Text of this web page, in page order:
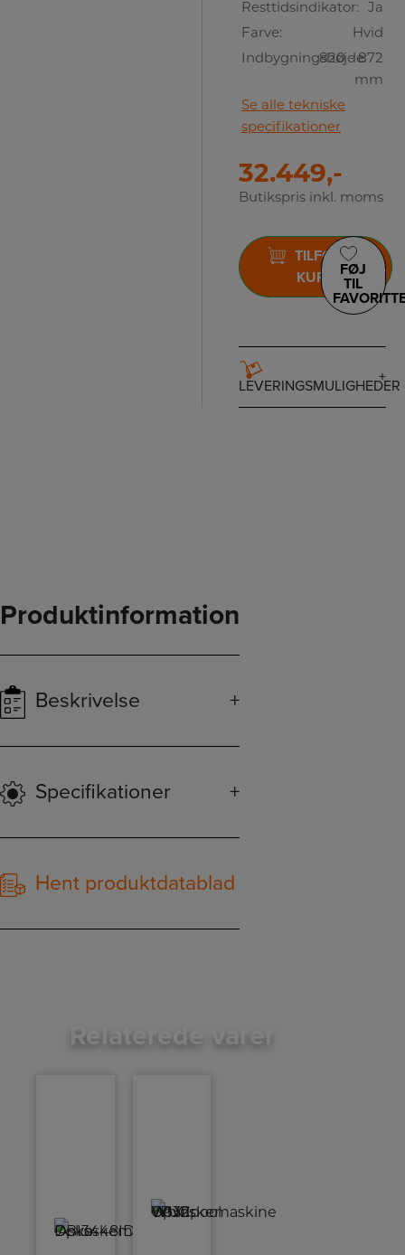
Resttidsindikator:
Ja
Farve:
Hvid
Indbygningshøjde:
820 - 872
mm
Se alle tekniske
specifikationer
32.449,-
Butikspris inkl. moms
TILFØJ TIL
KURV
FØJ
TIL
LEVERINGSMULIGHEDER
Produktinformation
Beskrivelse
Specifikationer
Hent produktdatablad
Relaterede varer